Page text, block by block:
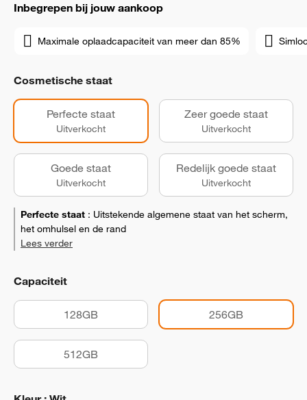
Inbegrepen bij jouw aankoop
Maximale oplaadcapaciteit van meer dan 85%
Cosmetische staat
Perfecte staat
Uitverkocht
Zeer goede staat
Uitverkocht
Goede staat
Uitverkocht
Redelijk goede staat
Uitverkocht
Perfecte staat : Uitstekende algemene staat van het scherm,
het omhulsel en de rand
Lees verder
Capaciteit
128GB 256GB
512GB